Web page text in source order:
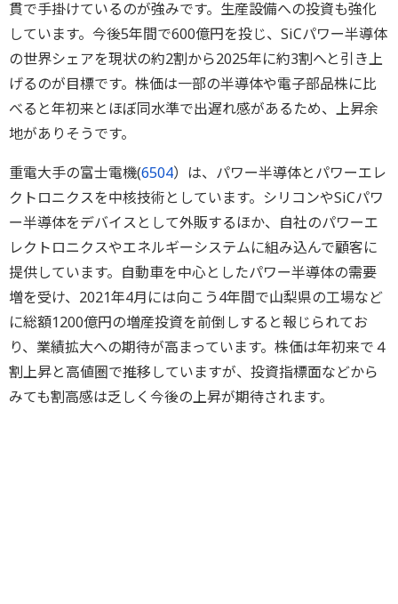
貫で手掛けているのが強みです。生産設備への投資も強化
しています。今後5年間で600億円を投じ、SiCパワー半導体
の世界シェアを現状の約2割から2025年に約3割へと引き上
げるのが目標です。株価は一部の半導体や電子部品株に比
べると年初来とほぼ同水準で出遅れ感があるため、上昇余
地がありそうです。
重電大手の富士電機(6504）は、パワー半導体とパワーエレ
クトロニクスを中核技術としています。シリコンやSiCパワ
ー半導体をデバイスとして外販するほか、自社のパワーエ
レクトロニクスやエネルギーシステムに組み込んで顧客に
提供しています。自動車を中心としたパワー半導体の需要
増を受け、2021年4月には向こう4年間で山梨県の工場など
に総額1200億円の増産投資を前倒しすると報じられてお
り、業績拡大への期待が高まっています。株価は年初来で４
割上昇と高値圏で推移していますが、投資指標面などから
みても割高感は乏しく今後の上昇が期待されます。